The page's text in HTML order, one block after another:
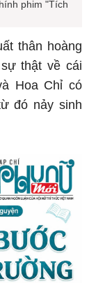
phim "Tích
thân hoàng
thật về cái
Hoa Chỉ có
đó nảy sinh